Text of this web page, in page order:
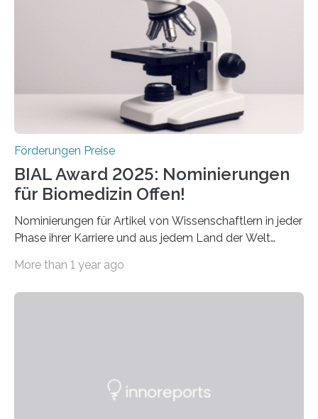
Preis aus. Er richtet sich gezielt an jüngere
Forscherinnen und Forscher unter 40 Jahren. Geehrt
werden soll eine herausragende Doktorarbeit oder eine
hochrangige wissenschaftliche Publikation zum Thema
Förderungen Preise
BIAL Award 2025: Nominierungen
für Biomedizin Offen!
Nominierungen für Artikel von Wissenschaftlern in jeder
Phase ihrer Karriere und aus jedem Land der Welt
Leben gerufen, um die bemerkenswertesten
Foundation, des BIAL Award in Biomedicine ist in
More than 1 year ago